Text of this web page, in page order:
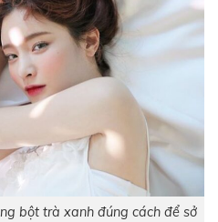
bột trà xanh đúng cách để sở